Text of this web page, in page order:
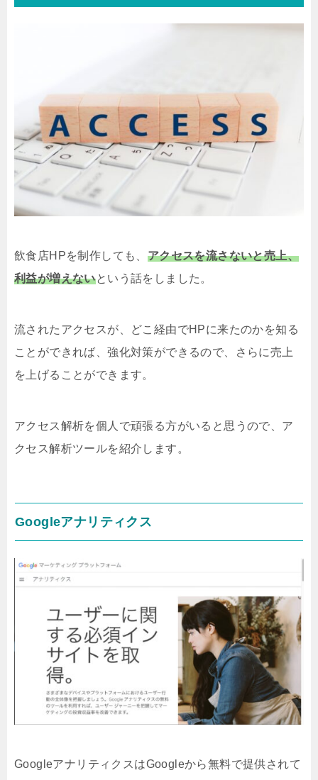
飲食店HPを制作しても、 アクセスを流さないと売上、
利益が増えないという話をしました。
流されたアクセスが、どこ経由でHPに来たのかを知る
ことができれば、強化対策ができるので、さらに売上
を上げることができます。
アクセス解析を個人で頑張る方がいると思うので、ア
クセス解析ツールを紹介します。
Googleアナリティクス
GoogleアナリティクスはGoogleから無料で提供されて